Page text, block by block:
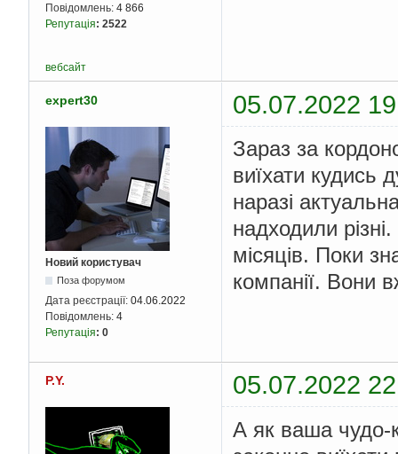
Повідомлень: 4 866
Репутація: 2522
вебсайт
expert30 05.07.2022
Новий користувач
Поза форумом
Дата реєстрації: 04.06.2022
Повідомлень: 4
Репутація: 0
Зараз за
виїхати кудись
наразі
надходили
місяців. Поки
компанії. Вони
P.Y. 05.07.2022
А як ваша чудо-